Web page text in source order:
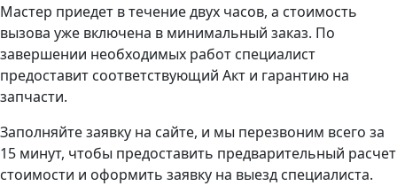
Мастер приедет в течение двух часов, а стоимость
вызова уже включена в минимальный заказ. По
завершении необходимых работ специалист
предоставит соответствующий Акт и гарантию на
запчасти.
Заполняйте заявку на сайте, и мы перезвоним всего за
15 минут, чтобы предоставить предварительный расчет
стоимости и оформить заявку на выезд специалиста.